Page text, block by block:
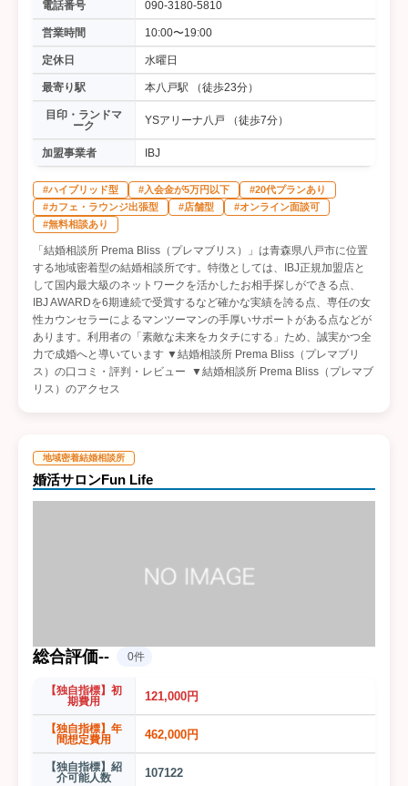
電話番号 090-3180-5810
営業時間 10:00〜19:00
定休日 水曜日
最寄り駅 本八戸駅 （徒歩23分）
目印・ランドマ
ーク
YSアリーナ八戸 （徒歩7分）
加盟事業者 IBJ
#ハイブリッド型 #入会金が5万円以下
#20代プランあり
#カフェ・ラウンジ出張型
#店舗型
#オンライン面談可
#無料相談あり
「結婚相談所 Prema Bliss（プレマブリス）」は青森県八戸市に位置
する地域密着型の結婚相談所です。特徴としては、IBJ正規加盟店と
して国内最大級のネットワークを活かしたお相手探しができる点、
IBJ AWARDを6期連続で受賞するなど確かな実績を誇る点、専任の女
性カウンセラーによるマンツーマンの手厚いサポートがある点などが
あります。利用者の「素敵な未来をカタチにする」ため、誠実かつ全
力で成婚へと導いています ▼結婚相談所 Prema Bliss（プレマブリ
ス）の口コミ・評判・レビュー ▼結婚相談所 Prema Bliss（プレマブ
リス）のアクセス
地域密着結婚相談所
婚活サロンFun Life
総合評価-- 0件
【独自指標】初
期費用
121,000円
【独自指標】年
間想定費用
462,000円
【独自指標】紹
介可能人数
107122